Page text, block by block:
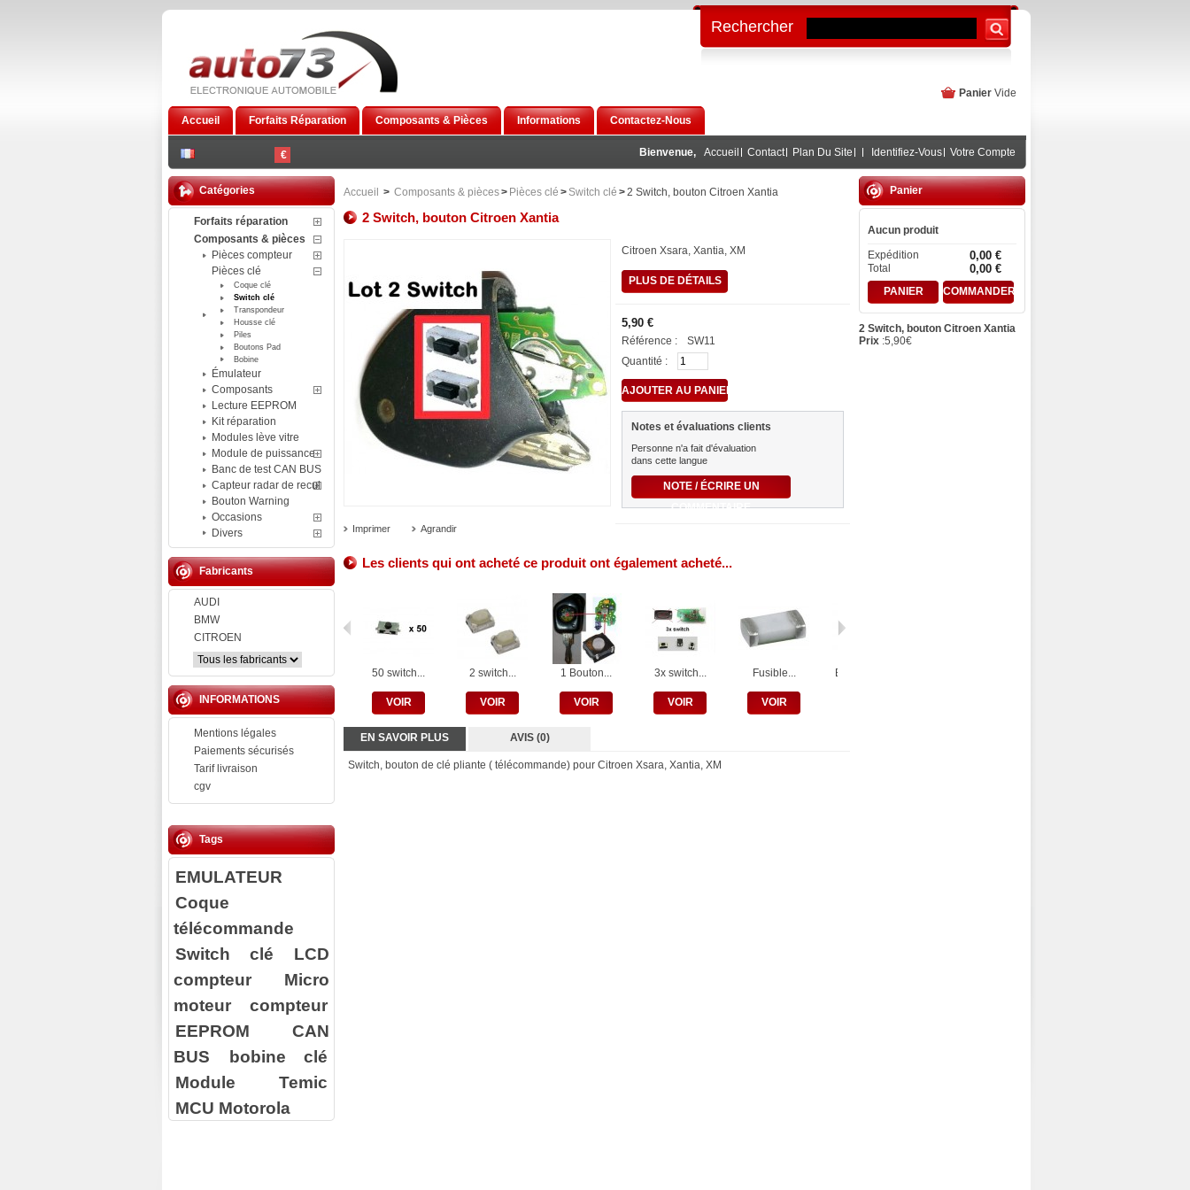
€
Accueil Forfaits Réparation Composants & Pièces Informations Contactez-Nous
Panier Vide
Bienvenue, Accueil Contact Plan Du Site Identifiez-Vous Votre Compte
Rechercher
Catégories
Forfaits réparation
Composants & pièces
Pièces compteur
Pièces clé
Coque clé
Switch clé
Transpondeur
Housse clé
Piles
Boutons Pad
Bobine
Émulateur
Composants
Lecture EEPROM
Kit réparation
Modules lève vitre
Module de puissance
Banc de test CAN BUS
Capteur radar de recul
Bouton Warning
Occasions
Divers
Fabricants
AUDI
BMW
CITROEN
INFORMATIONS
Mentions légales
Paiements sécurisés
Tarif livraison
cgv
Tags
EMULATEUR
Coque
télécommande
Switch clé
LCD
compteur
Micro
moteur compteur
EEPROM
CAN
BUS
bobine clé
Module Temic
MCU Motorola
Accueil > Composants & pièces> Pièces clé > Switch clé >2 Switch, bouton Citroen Xantia
2 Switch, bouton Citroen Xantia
Imprimer Agrandir
Citroen Xsara, Xantia, XM
PLUS DE DÉTAILS
5,90 €
Référence :
SW11
Quantité :
Notes et évaluations clients
Personne n'a fait d'évaluation
dans cette langue
NOTE / ÉCRIRE UN
COMMENTAIRE
Les clients qui ont acheté ce produit ont également acheté...
50 switch...
VOIR
2 switch...
VOIR
1 Bouton...
VOIR
3x switch...
VOIR
Fusible...
VOIR
Bobine pour...
EN SAVOIR PLUS AVIS (0)
Switch, bouton de clé pliante ( télécommande ) pour Citroen Xsara, Xantia, XM
Panier
Aucun produit
Expédition
0,00 €
Total 0,00 €
PANIER COMMANDER
2 Switch, bouton Citroen Xantia
Prix :5,90€